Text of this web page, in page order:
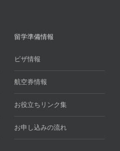
留学準備情報
ビザ情報
航空券情報
お役立ちリンク集
お申し込みの流れ